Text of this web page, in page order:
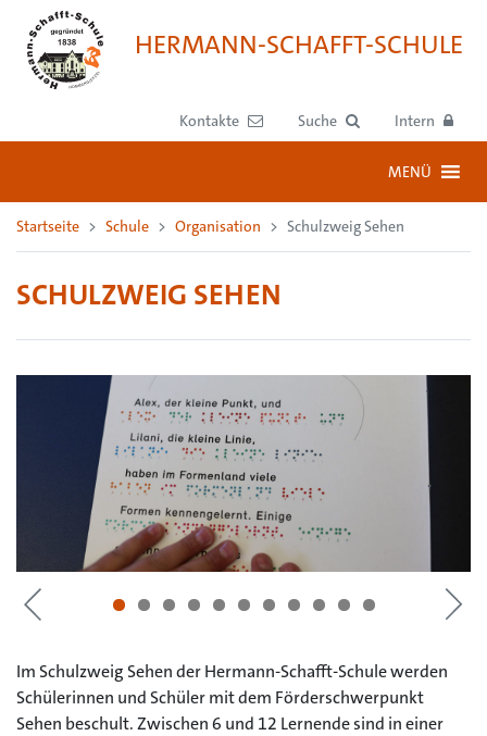
HERMANN-SCHAFFT-SCHULE
Kontakte Suche Intern
MENÜ
Startseite Schule Organisation Schulzweig Sehen
SCHULZWEIG SEHEN
Im Schulzweig Sehen der Hermann-Schafft-Schule werden
Schülerinnen und Schüler mit dem Förderschwerpunkt
Sehen beschult. Zwischen 6 und 12 Lernende sind in einer